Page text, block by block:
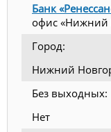
Банк
офис «Нижний
Город:
Нижний
Без выходных:
Нет